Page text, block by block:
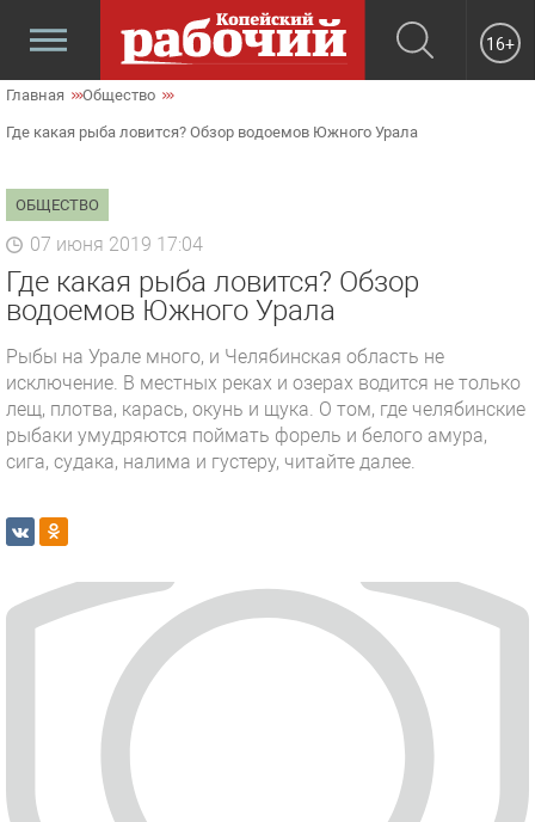
16+
Главная Общество
Где какая рыба ловится? Обзор водоемов Южного Урала
ОБЩЕСТВО
07 июня 2019 17:04
Где какая рыба ловится? Обзор
водоемов Южного Урала
Рыбы на Урале много, и Челябинская область не
исключение. В местных реках и озерах водится не только
лещ, плотва, карась, окунь и щука. О том, где челябинские
рыбаки умудряются поймать форель и белого амура,
сига, судака, налима и густеру, читайте далее.